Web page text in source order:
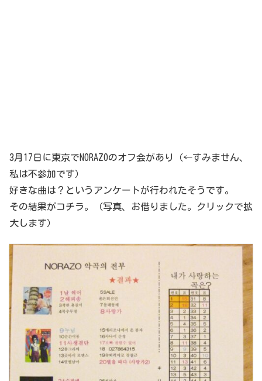
3月17日に東京でNORAZOのオフ会があり（←すみません、
私は不参加です）
好きな曲は？というアンケートが行われたそうです。
その結果がコチラ。（写真、お借りました。クリックで拡
大します）